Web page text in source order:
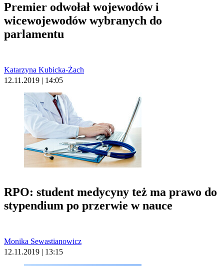
Premier odwołał wojewodów i
wicewojewodów wybranych do
parlamentu
Katarzyna Kubicka-Żach
12.11.2019 | 14:05
RPO: student medycyny też ma prawo do
stypendium po przerwie w nauce
Monika Sewastianowicz
12.11.2019 | 13:15